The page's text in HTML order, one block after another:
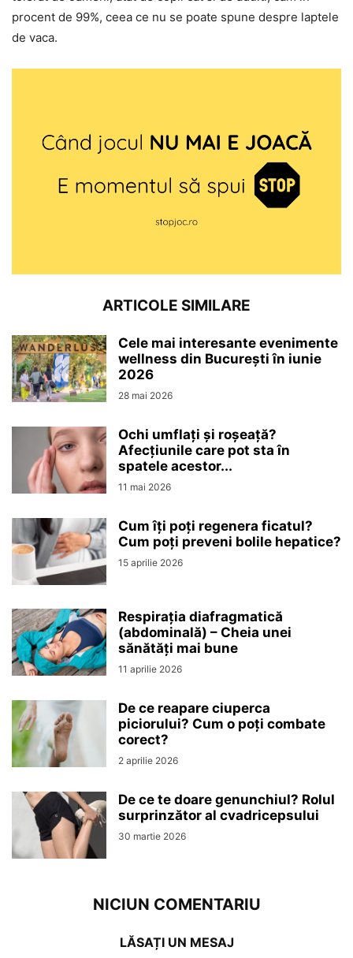
procent de 99%, ceea ce nu se poate spune despre laptele
de vaca.
ARTICOLE SIMILARE
Cele mai interesante evenimente
wellness din București în iunie
2026
28 mai 2026
Ochi umflați și roșeață?
Afecțiunile care pot sta în
spatele acestor...
11 mai 2026
Cum îți poți regenera ficatul?
Cum poți preveni bolile hepatice?
15 aprilie 2026
Respirația diafragmatică
(abdominală) – Cheia unei
sănătăți mai bune
11 aprilie 2026
De ce reapare ciuperca
piciorului? Cum o poți combate
corect?
2 aprilie 2026
De ce te doare genunchiul? Rolul
surprinzător al cvadricepsului
30 martie 2026
NICIUN COMENTARIU
LĂSAȚI UN MESAJ